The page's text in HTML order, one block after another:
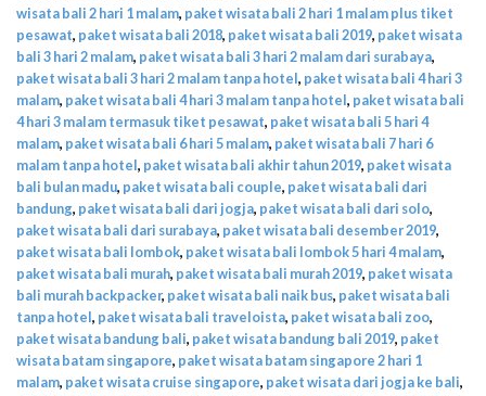
wisata bali 2 hari 1 malam, paket wisata bali 2 hari 1 malam plus tiket
pesawat, paket wisata bali 2018, paket wisata bali 2019, paket wisata
bali 3 hari 2 malam, paket wisata bali 3 hari 2 malam dari surabaya,
paket wisata bali 3 hari 2 malam tanpa hotel, paket wisata bali 4 hari 3
malam, paket wisata bali 4 hari 3 malam tanpa hotel, paket wisata bali
4 hari 3 malam termasuk tiket pesawat, paket wisata bali 5 hari 4
malam, paket wisata bali 6 hari 5 malam, paket wisata bali 7 hari 6
malam tanpa hotel, paket wisata bali akhir tahun 2019, paket wisata
bali bulan madu, paket wisata bali couple, paket wisata bali dari
bandung, paket wisata bali dari jogja, paket wisata bali dari solo,
paket wisata bali dari surabaya, paket wisata bali desember 2019,
paket wisata bali lombok, paket wisata bali lombok 5 hari 4 malam,
paket wisata bali murah, paket wisata bali murah 2019, paket wisata
bali murah backpacker, paket wisata bali naik bus, paket wisata bali
tanpa hotel, paket wisata bali traveloista, paket wisata bali zoo,
paket wisata bandung bali, paket wisata bandung bali 2019, paket
wisata batam singapore, paket wisata batam singapore 2 hari 1
malam, paket wisata cruise singapore, paket wisata dari jogja ke bali,